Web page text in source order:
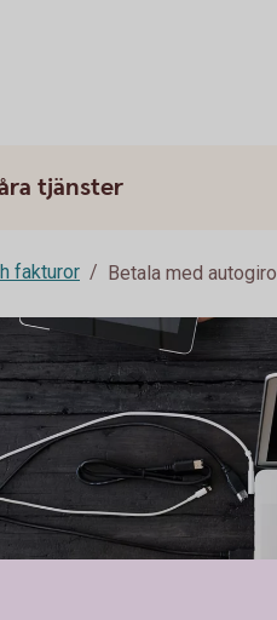
tjänster
fakturor Betala med autogiro